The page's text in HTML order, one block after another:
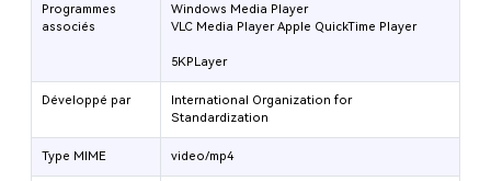
Programmes
associés
Windows Media Player
VLC Media Player Apple QuickTime Player
5KPLayer
Développé par
International Organization for
Standardization
Type MIME video/mp4